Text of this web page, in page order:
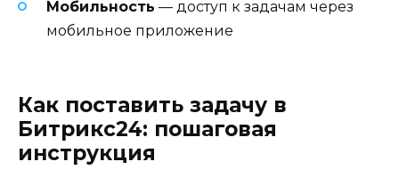
Мобильность — доступ к задачам через
мобильное приложение
Как поставить задачу в
Битрикс24: пошаговая
инструкция